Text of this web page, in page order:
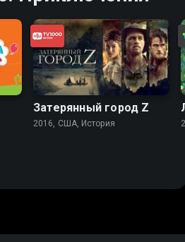
Затерянный город Z
2016, США, История